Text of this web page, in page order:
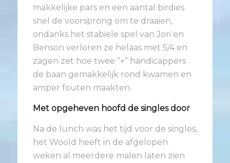
makkelijke pars en een aantal birdies
snel de voorsprong om te draaien,
ondanks het stabiele spel van Jori en
Benson verloren ze helaas met 5/4 en
zagen zet hoe twee “+” handicappers
de baan gemakkelijk rond kwamen en
amper fouten maakten.
Met opgeheven hoofd de singles door
Na de lunch was het tijd voor de singles,
het Woold heeft in de afgelopen
weken al meerdere malen laten zien